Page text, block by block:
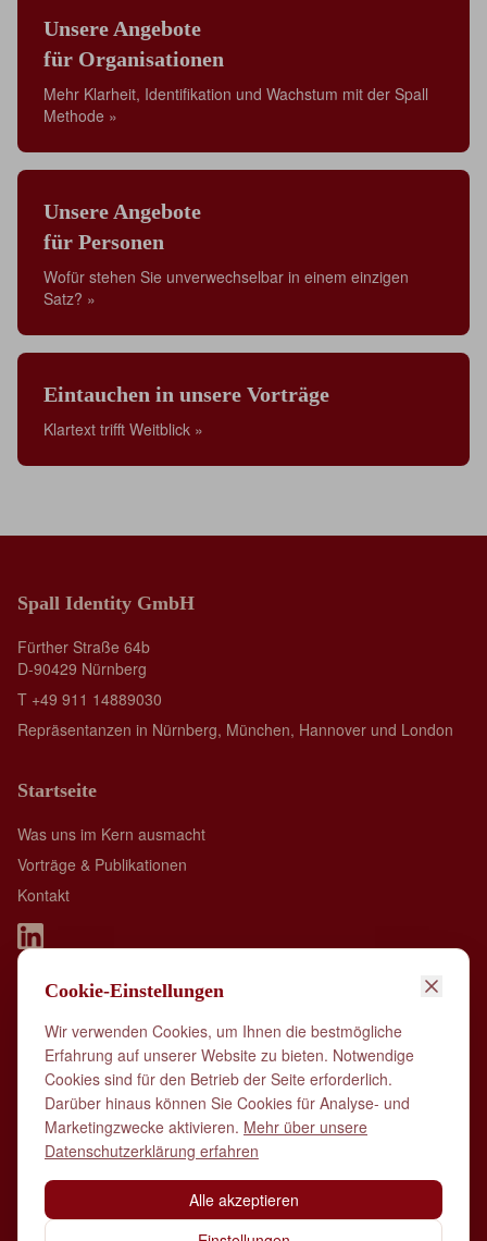
Cookie-Einstellungen
Wir verwenden Cookies, um Ihnen die bestmögliche
Erfahrung auf unserer Website zu bieten. Notwendige
Cookies sind für den Betrieb der Seite erforderlich.
Darüber hinaus können Sie Cookies für Analyse- und
Marketingzwecke aktivieren. Mehr über unsere
Datenschutzerklärung erfahren
Alle akzeptieren
Unsere Angebote
für Organisationen
Mehr Klarheit, Identifikation und Wachstum mit der Spall
Methode »
Unsere Angebote
für Personen
Wofür stehen Sie unverwechselbar in einem einzigen
Satz? »
Eintauchen in unsere Vorträge
Klartext trifft Weitblick »
Spall Identity GmbH
Fürther Straße 64b
D-90429 Nürnberg
T +49 911 14889030
Repräsentanzen in Nürnberg, München, Hannover und London
Startseite
Was uns im Kern ausmacht
Vorträge & Publikationen
Kontakt
Spall Identity is member of: